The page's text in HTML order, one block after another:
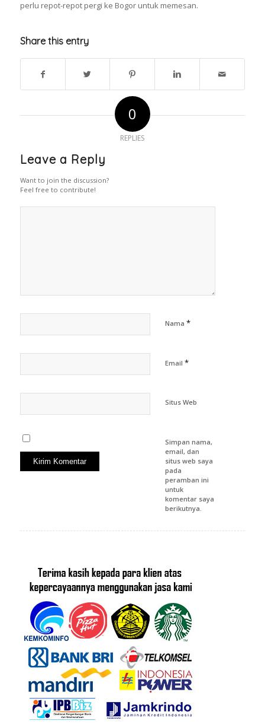
perlu repot-repot pergi ke Bogor untuk memesan.
Share this entry
0
REPLIES
Leave a Reply
Want to join the discussion?
Feel free to contribute!
Nama *
Email *
Situs Web
Simpan nama,
email, dan
situs web saya
pada
peramban ini
untuk
komentar saya
berikutnya.